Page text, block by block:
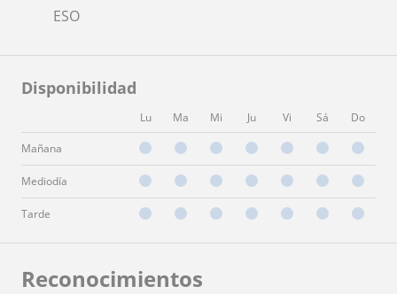
ESO
Disponibilidad
Lu Ma Mi Ju Vi Sá Do
Mañana
Mediodía
Tarde
Reconocimientos